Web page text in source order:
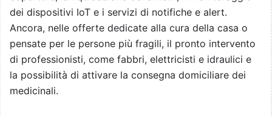
dei dispositivi IoT e i servizi di notifiche e alert.
Ancora, nelle offerte dedicate alla cura della casa o
pensate per le persone più fragili, il pronto intervento
di professionisti, come fabbri, elettricisti e idraulici e
la possibilità di attivare la consegna domiciliare dei
medicinali.